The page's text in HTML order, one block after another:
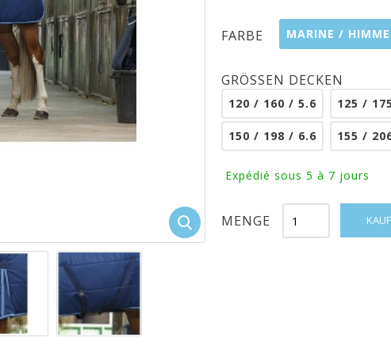
FARBE MARINE /
GRÖSSEN DECKEN
120 / 160 / 5.6 125 /
150 / 198 / 6.6 155 /
Expédié sous 5 à 7 jours
MENGE